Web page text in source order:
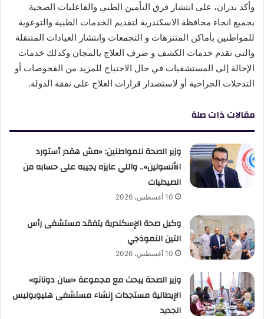
وأكد بدران، على انتشار فرق التأمين الطبي والفاعليات الصحية
بجميع انحاء محافظة الاسكندرية لتقديم الخدمات الطبية والتوعوية
للمواطنين بأماكن المتنزهات و التجمعات وانتشار العيادات المتنقلة
والتي تقدم خدمات الكشف و صرف العلاج بالمجان وكذلك خدمات
الإحالة إلى المستشفيات في حال الاحتياج للمزيد من الفحوصات أو
التدخلات الجراحية أو لاستصدار قرارات العلاج على نفقة الدولة.
مقالات ذات صلة
وزير الصحة للمواطنين: «مش هقدر أستورد
الأنسولين».. واللي عايزه يجيبه على حسابه من
الصيدليات
10 أغسطس، 2026
وكيل صحة الإسكندرية يتفقد مستشفى رأس
التين النموذجي
10 أغسطس، 2026
وزير الصحة يبحث مع مجموعة «سان دوناتو»
الإيطالية مستجدات إنشاء مستشفى هليوبوليس
الجديد